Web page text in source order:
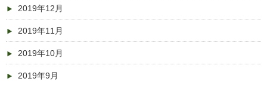
2019年12月
2019年11月
2019年10月
2019年9月